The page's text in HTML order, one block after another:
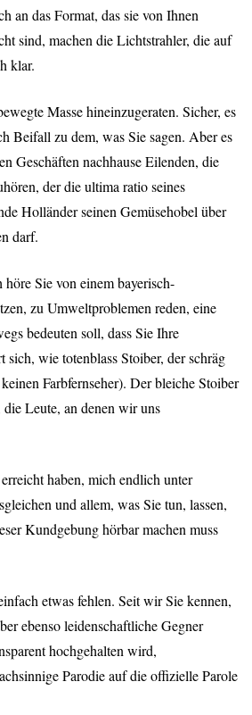
an das Format, das sie von Ihnen
sind, machen die Lichtstrahler, die auf
klar.
Masse hineinzugeraten. Sicher, es
Beifall zu dem, was Sie sagen. Aber es
Geschäften nachhause Eilenden, die
der die ultima ratio seines
Holländer seinen Gemüsehobel über
darf.
Sie von einem bayerisch-
zu Umweltproblemen reden, eine
bedeuten soll, dass Sie Ihre
wie totenblass Stoiber, der schräg
Farbfernseher). Der bleiche Stoiber
Leute, an denen wir uns
haben, mich endlich unter
und allem, was Sie tun, lassen,
Kundgebung hörbar machen muss
etwas fehlen. Seit wir Sie kennen,
ebenso leidenschaftliche Gegner
hochgehalten wird,
Parodie auf die offizielle Parole